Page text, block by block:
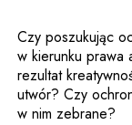
Czy poszukując
w kierunku prawa
rezultat
utwór? Czy
w nim zebrane?